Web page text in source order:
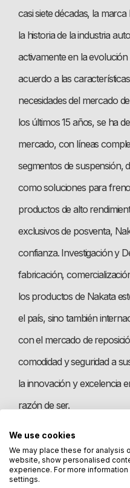
Utilizamos cookies para
experiência, melhorar o
como você interage em
conteúdo. Ao utilizar este
casi siete décadas, la
la historia de la industria
activamente en la
acuerdo a las
necesidades del mercado
los últimos 15 años, se ha
mercado, con líneas
segmentos de suspensión,
como soluciones para
productos de alto
exclusivos de posventa,
confianza. Investigación y
fabricación,
los productos de Nakata
el país, sino también
con el mercado de
comodidad y seguridad a
la innovación y excelencia
razón de ser.
Perfil Fras-le –
Empresas Randon desde
Estados Unidos, China,
We use cookies
We may place these for analysis
website, show personalised
experience. For more
settings.